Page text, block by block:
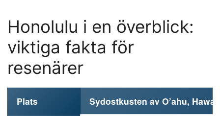
Honolulu i en överblick:
viktiga fakta för
resenärer
Plats Sydostkusten av O’ahu,